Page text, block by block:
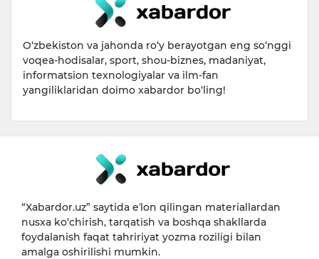
O‘zbekiston va jahonda ro‘y berayotgan eng so‘nggi
voqea-hodisalar, sport, shou-biznes, madaniyat,
informatsion texnologiyalar va ilm-fan
yangiliklaridan doimo xabardor bo‘ling!
“Xabardor.uz” saytida eʼlon qilingan materiallardan
nusxa ko‘chirish, tarqatish va boshqa shakllarda
foydalanish faqat tahririyat yozma roziligi bilan
amalga oshirilishi mumkin.